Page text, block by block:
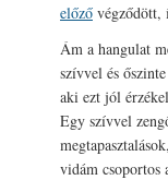
előző
Ám a hangulat
szívvel és
aki ezt jól
Egy szívvel
vidám csoportos